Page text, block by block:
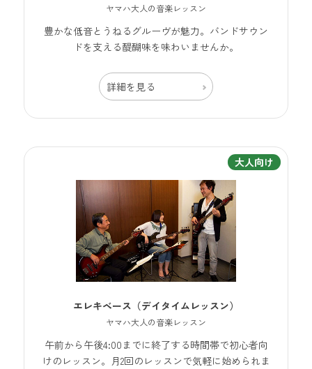
ヤマハ大人の音楽レッスン
豊かな低音とうねるグルーヴが魅力。バンドサウン
ドを支える醍醐味を味わいませんか。
詳細を見る
大人向け
エレキベース（デイタイムレッスン）
ヤマハ大人の音楽レッスン
午前から午後4:00までに終了する時間帯で初心者向
けのレッスン。月2回のレッスンで気軽に始められま